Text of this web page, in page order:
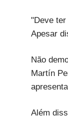
"Deve
Apesar
Não
Martín
Além